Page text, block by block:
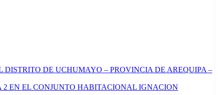
DISTRITO DE UCHUMAYO – PROVINCIA DE AREQUIPA –
EN EL CONJUNTO HABITACIONAL IGNACION